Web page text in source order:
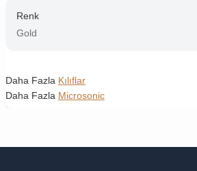
Renk
Gold
Daha Fazla Kılıflar
Daha Fazla Microsonic